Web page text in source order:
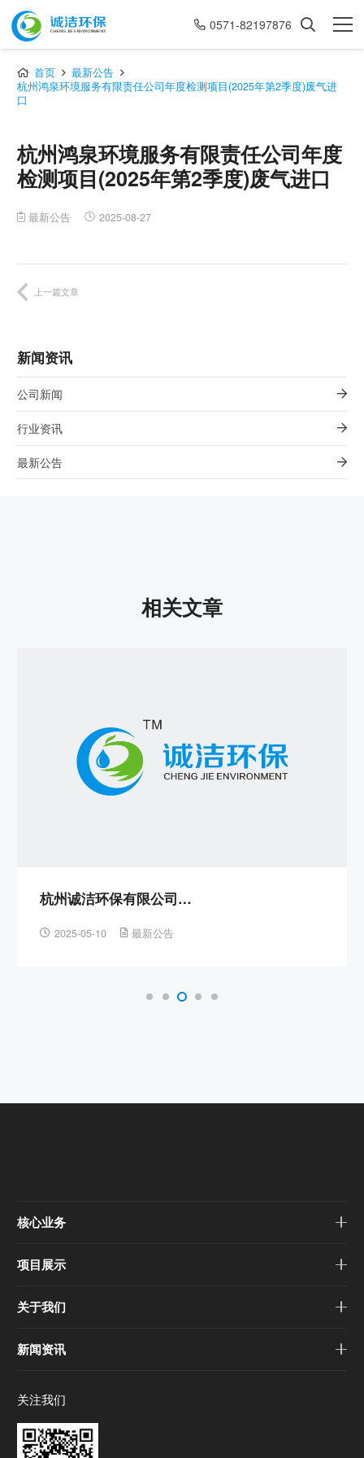
0571-82197876
首页
最新公告
杭州鸿泉环境服务有限责任公司年度检测项目(2025年第2季度)废气进
口
杭州鸿泉环境服务有限责任公司年度
检测项目(2025年第2季度)废气进口
最新公告 2025-08-27
上一篇文章
新闻资讯
公司新闻
行业资讯
最新公告
相关文章
杭州诚洁环保有限公司…
2025-05-10 最新公告
核心业务
项目展示
关于我们
新闻资讯
关注我们